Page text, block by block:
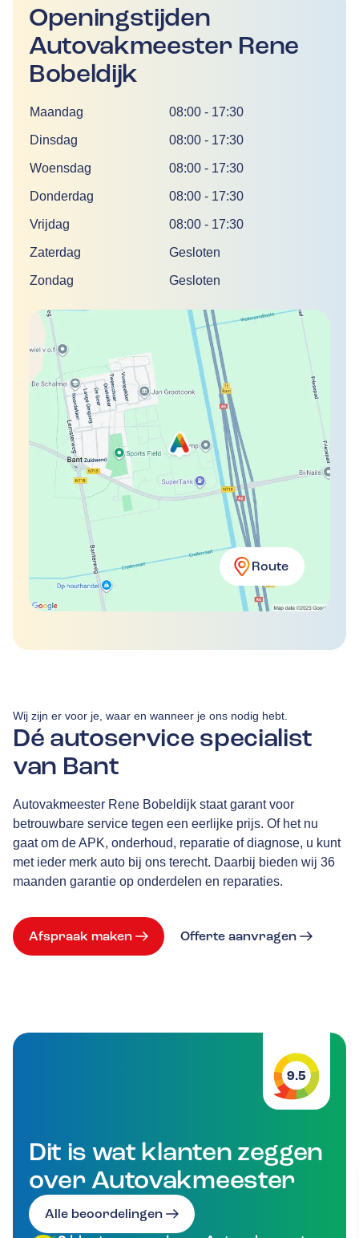
Openingstijden
Autovakmeester Rene
Bobeldijk
DagTijd
Maandag 08:00 - 17:30
Dinsdag 08:00 - 17:30
Woensdag 08:00 - 17:30
Donderdag 08:00 - 17:30
Vrijdag 08:00 - 17:30
Zaterdag Gesloten
Zondag Gesloten
Route
Dé autoservice specialist
van Bant
Wij zijn er voor je, waar en wanneer je ons nodig hebt.
Autovakmeester Rene Bobeldijk staat garant voor
betrouwbare service tegen een eerlijke prijs. Of het nu
gaat om de APK, onderhoud, reparatie of diagnose, u kunt
met ieder merk auto bij ons terecht. Daarbij bieden wij 36
maanden garantie op onderdelen en reparaties.
Afspraak maken Offerte aanvragen
9.5
Dit is wat klanten zeggen
over Autovakmeester
Alle beoordelingen